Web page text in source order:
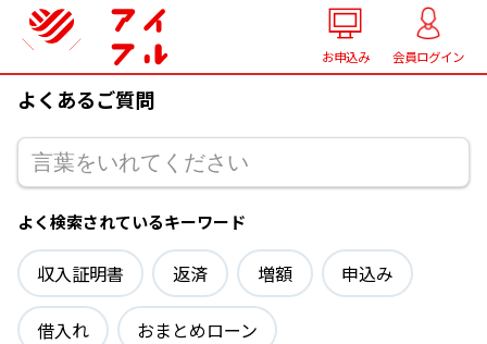
お申込み 会員ログイン
よくあるご質問
よく検索されているキーワード
収入証明書 返済 増額 申込み
借入れ おまとめローン